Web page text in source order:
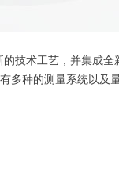
技术工艺，并集成
多种的测量系统以